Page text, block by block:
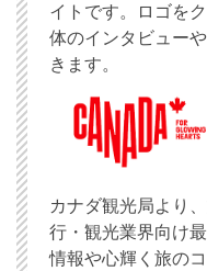
イトです。ロゴを
体のインタビュー
きます。
カナダ観光局より
行・観光業界向け
情報や心輝く旅の